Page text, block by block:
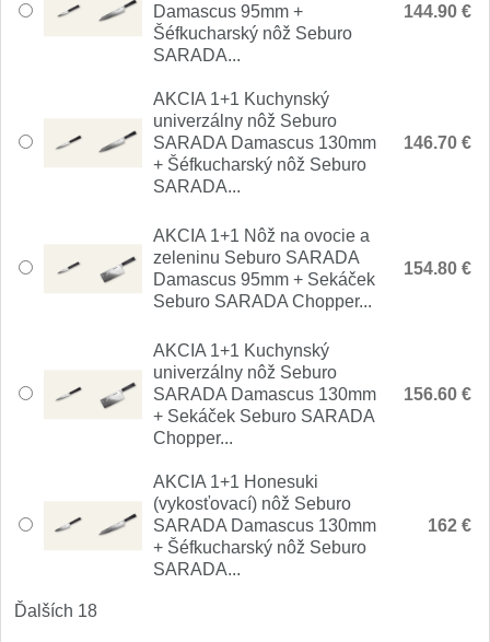
Nože Samura MO-V 4
Nože Samura Bamboo 1
Brúsky na nože 12
Doplnky a diely
Damascus 95mm +
Šéfkucharský nôž Seburo
SARADA...
144.90 €
AKCIA 1+1 Kuchynský
univerzálny nôž Seburo
SARADA Damascus 130mm
+ Šéfkucharský nôž Seburo
SARADA...
146.70 €
AKCIA 1+1 Nôž na ovocie a
zeleninu Seburo SARADA
Damascus 95mm + Sekáček
Seburo SARADA Chopper...
154.80 €
AKCIA 1+1 Kuchynský
univerzálny nôž Seburo
SARADA Damascus 130mm
+ Sekáček Seburo SARADA
Chopper...
156.60 €
AKCIA 1+1 Honesuki
(vykosťovací) nôž Seburo
SARADA Damascus 130mm
+ Šéfkucharský nôž Seburo
SARADA...
162 €
Ďalších 18